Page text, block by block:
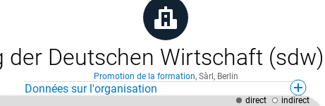
der Deutschen Wirtschaft
Promotion de la formation, Sàrl , Berlin
Données sur l'organisation
direct indirect